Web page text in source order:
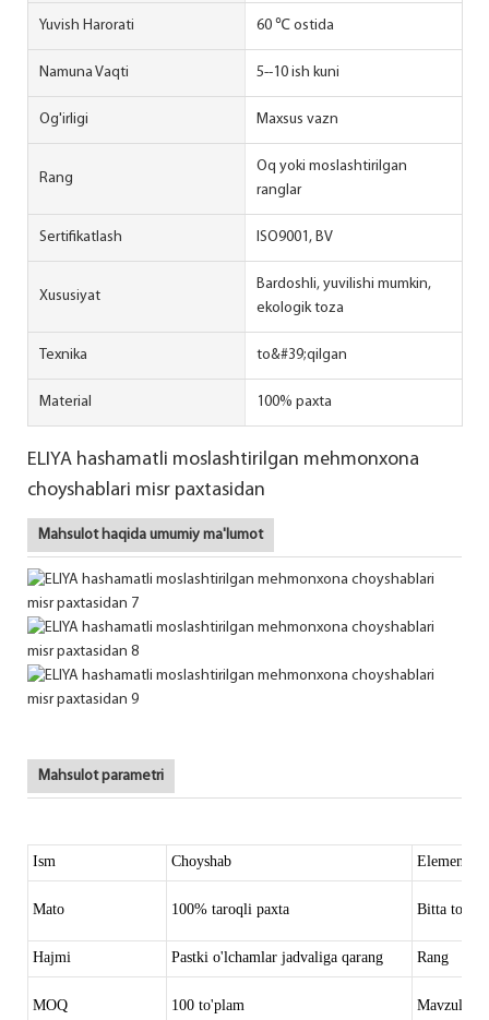
Yuvish Harorati 60 ℃ ostida
Namuna Vaqti 5--10 ish kuni
Og'irligi Maxsus vazn
Rang
Oq yoki moslashtirilgan
ranglar
Sertifikatlash ISO9001, BV
Xususiyat
Bardoshli, yuvilishi mumkin,
ekologik toza
Texnika to&#39;qilgan
Material 100% paxta
ELIYA hashamatli moslashtirilgan mehmonxona
choyshablari misr paxtasidan
Mahsulot haqida umumiy ma'lumot
Mahsulot parametri
Ism Choyshab Element
Mato 100% taroqli paxta Bitta
Hajmi Pastki o'lchamlar jadvaliga qarang Rang
MOQ 100 to'plam Mavzular